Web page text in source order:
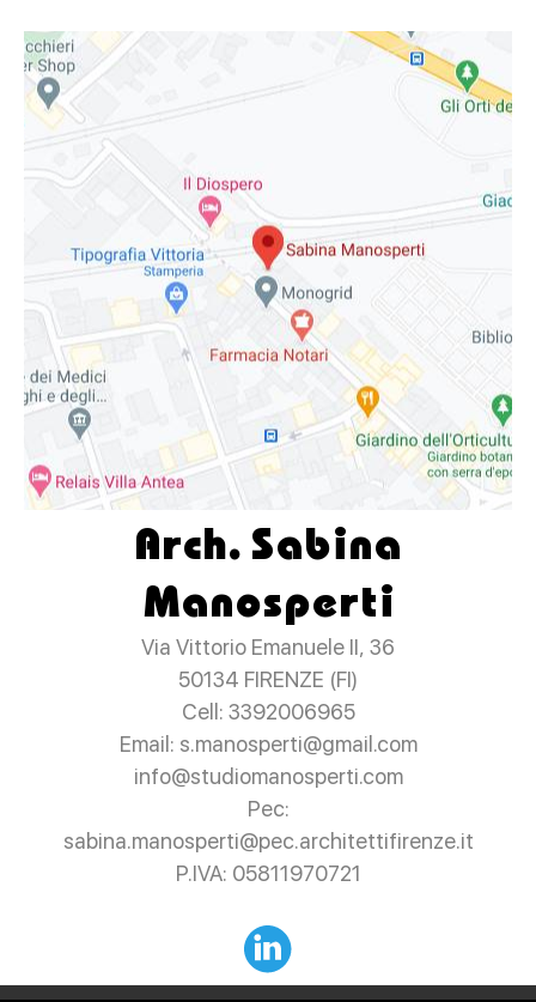
Arch. Sabina
Manosperti
Via Vittorio Emanuele II, 36
50134 FIRENZE (FI)
Cell: 3392006965
Email: s.manosperti@gmail.com
info@studiomanosperti.com
Pec:
sabina.manosperti@pec.architettifirenze.it
P.IVA: 05811970721